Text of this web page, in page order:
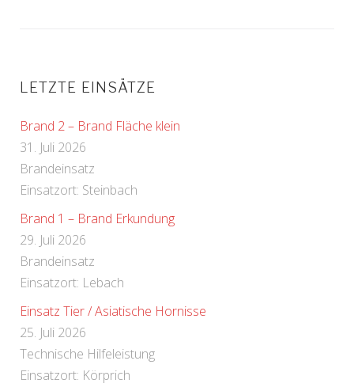
LETZTE EINSÄTZE
Brand 2 – Brand Fläche klein
31. Juli 2026
Brandeinsatz
Einsatzort: Steinbach
Brand 1 – Brand Erkundung
29. Juli 2026
Brandeinsatz
Einsatzort: Lebach
Einsatz Tier / Asiatische Hornisse
25. Juli 2026
Technische Hilfeleistung
Einsatzort: Körprich